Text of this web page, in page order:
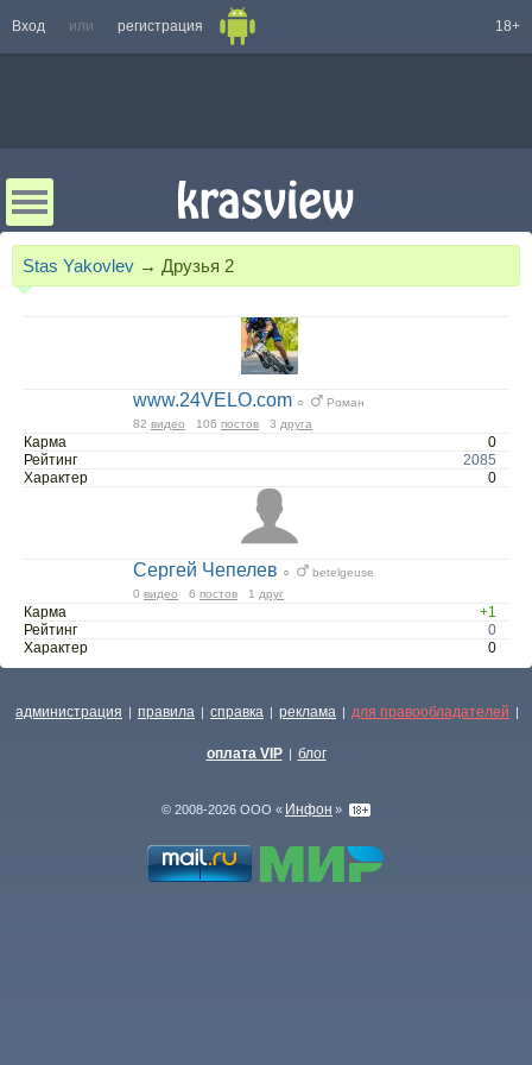
Вход или регистрация 18+
Stas Yakovlev → Друзья 2
www.24VELO.com ○
Роман
82 видео 106 постов 3 друга
Карма
0
Рейтинг
2085
Характер
0
Сергей Чепелев ○
betelgeuse
0 видео 6 постов 1 друг
Карма
+1
Рейтинг
0
Характер
0
администрация | правила | справка | реклама | для правообладателей |
оплата VIP | блог
© 2008-2026 ООО « Инфон »